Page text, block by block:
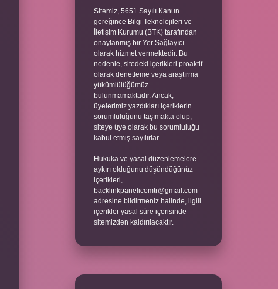
Sitemiz, 5651 Sayılı Kanun
gereğince Bilgi Teknolojileri ve
İletişim Kurumu (BTK) tarafından
onaylanmış bir Yer Sağlayıcı
olarak hizmet vermektedir. Bu
nedenle, sitedeki içerikleri proaktif
olarak denetleme veya araştırma
yükümlülüğümüz
bulunmamaktadır. Ancak,
üyelerimiz yazdıkları içeriklerin
sorumluluğunu taşımakta olup,
siteye üye olarak bu sorumluluğu
kabul etmiş sayılırlar.
Hukuka ve yasal düzenlemelere
aykırı olduğunu düşündüğünüz
içerikleri,
backlinkpanelicomtr@gmail.com
adresine bildirmeniz halinde, ilgili
içerikler yasal süre içerisinde
sitemizden kaldırılacaktır.